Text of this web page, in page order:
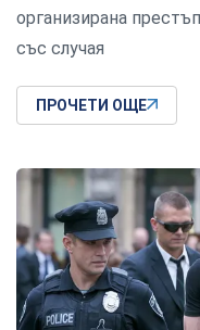
организирана
със случая
ПРОЧЕТИ ОЩЕ